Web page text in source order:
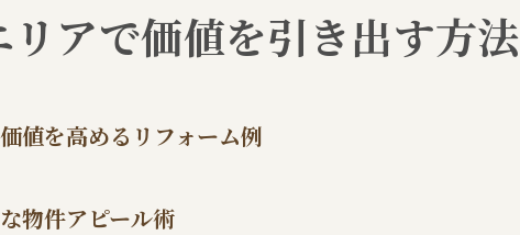
リアで価値を引き出す方法
値を高めるリフォーム例
物件アピール術